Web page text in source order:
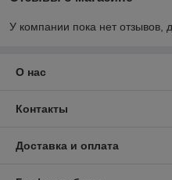
У компании пока нет отзывов,
О нас
Контакты
Доставка и оплата